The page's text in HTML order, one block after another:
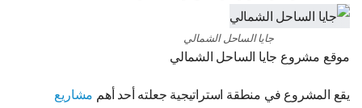
جايا الساحل الشمالي
موقع مشروع جايا الساحل الشمالي
يقع المشروع في منطقة استراتيجية جعلته أحد أهم مشاريع